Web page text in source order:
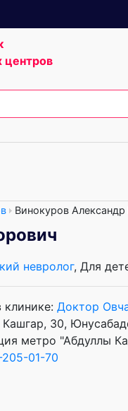
центров
Винокуров
невролог, Для
клинике: Доктор
30,
метро "Абдуллы
01-70